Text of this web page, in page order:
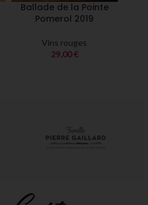
Ballade de la Pointe
Pomerol 2019
Vins rouges
29,00€